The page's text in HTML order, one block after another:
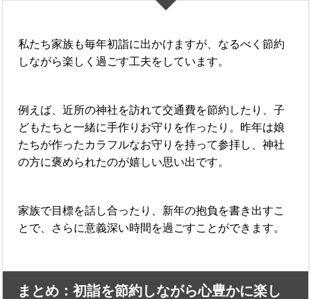
私たち家族も毎年初詣に出かけますが、なるべく節約
しながら楽しく過ごす工夫をしています。
例えば、近所の神社を訪れて交通費を節約したり、子
どもたちと一緒に手作りお守りを作ったり。昨年は娘
たちが作ったカラフルなお守りを持って参拝し、神社
の方に褒められたのが嬉しい思い出です。
家族で目標を話し合ったり、新年の抱負を書き出すこ
とで、さらに意義深い時間を過ごすことができます。
まとめ：初詣を節約しながら心豊かに楽し